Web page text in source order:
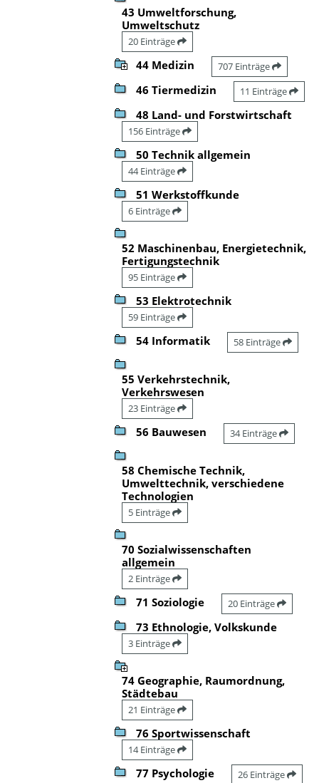
43 Umweltforschung,
Umweltschutz
20 Einträge
44 Medizin 707 Einträge
46 Tiermedizin 11 Einträge
48 Land- und Forstwirtschaft
156 Einträge
50 Technik allgemein
44 Einträge
51 Werkstoffkunde
6 Einträge
52 Maschinenbau, Energietechnik,
Fertigungstechnik
95 Einträge
53 Elektrotechnik
59 Einträge
54 Informatik 58 Einträge
55 Verkehrstechnik,
Verkehrswesen
23 Einträge
56 Bauwesen 34 Einträge
58 Chemische Technik,
Umwelttechnik, verschiedene
Technologien
5 Einträge
70 Sozialwissenschaften
allgemein
2 Einträge
71 Soziologie 20 Einträge
73 Ethnologie, Volkskunde
3 Einträge
74 Geographie, Raumordnung,
Städtebau
21 Einträge
76 Sportwissenschaft
14 Einträge
77 Psychologie 26 Einträge